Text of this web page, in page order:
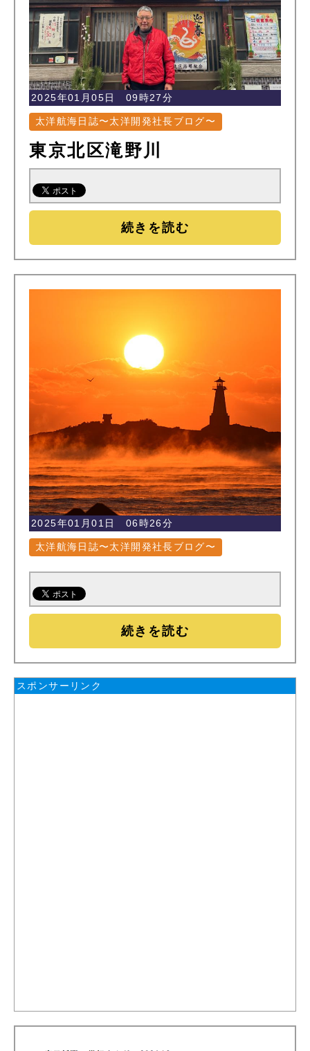
2025年01月05日 09時27分
太洋航海日誌〜太洋開発社長ブログ〜
東京北区滝野川
続きを読む
2025年01月01日 06時26分
太洋航海日誌〜太洋開発社長ブログ〜
続きを読む
スポンサーリンク